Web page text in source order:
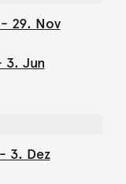
29. Nov
3. Jun
3. Dez